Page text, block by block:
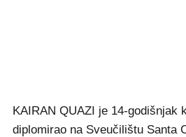
KAIRAN QUAZI je 14-godišnjak
diplomirao na Sveučilištu Santa